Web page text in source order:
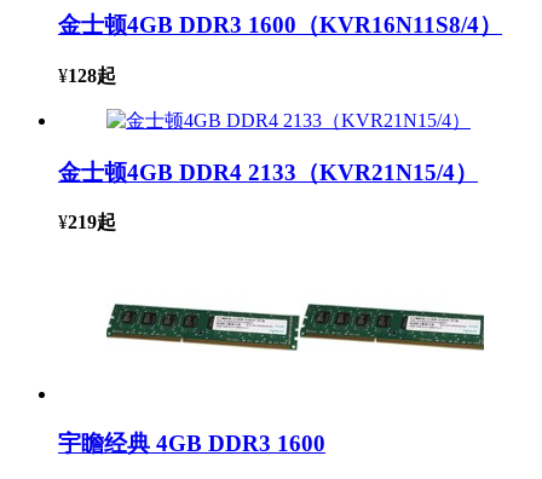
金士顿4GB DDR3 1600（KVR16N11S8/4）
¥128起
金士顿4GB DDR4 2133（KVR21N15/4）
¥219起
宇瞻经典 4GB DDR3 1600